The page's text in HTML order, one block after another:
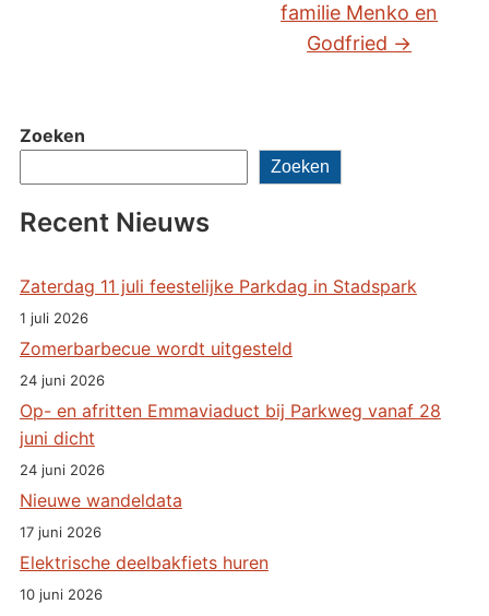
Zoeken
Zoeken
Recent Nieuws
Zaterdag 11 juli feestelijke Parkdag in Stadspark
1 juli 2026
Zomerbarbecue wordt uitgesteld
24 juni 2026
Op- en afritten Emmaviaduct bij Parkweg vanaf 28
juni dicht
24 juni 2026
Nieuwe wandeldata
17 juni 2026
Elektrische deelbakfiets huren
10 juni 2026
familie Menko en
Godfried →